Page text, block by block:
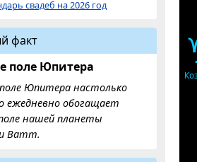
свадеб на 2026 год
факт
поле Юпитера
Юпитера настолько
ежедневно обогащает
нашей планеты
Ватт.